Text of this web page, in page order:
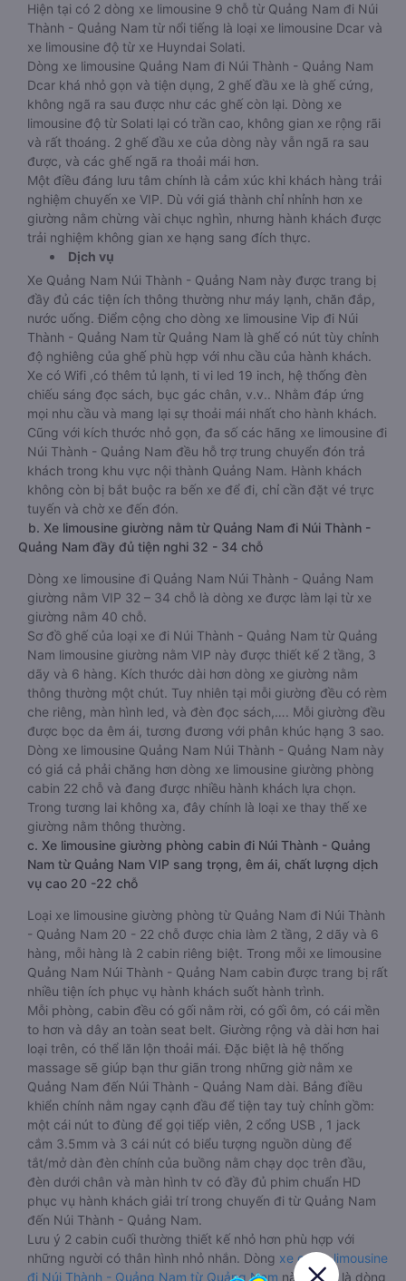
Hiện tại có 2 dòng xe limousine 9 chỗ từ Quảng Nam đi Núi
Thành - Quảng Nam từ nổi tiếng là loại xe limousine Dcar và
xe limousine độ từ xe Huyndai Solati.
Dòng xe limousine Quảng Nam đi Núi Thành - Quảng Nam
Dcar khá nhỏ gọn và tiện dụng, 2 ghế đầu xe là ghế cứng,
không ngã ra sau được như các ghế còn lại. Dòng xe
limousine độ từ Solati lại có trần cao, không gian xe rộng rãi
và rất thoáng. 2 ghế đầu xe của dòng này vẫn ngã ra sau
được, và các ghế ngã ra thoải mái hơn.
Một điều đáng lưu tâm chính là cảm xúc khi khách hàng trải
nghiệm chuyến xe VIP. Dù với giá thành chỉ nhỉnh hơn xe
giường nằm chừng vài chục nghìn, nhưng hành khách được
trải nghiệm không gian xe hạng sang đích thực.
Dịch vụ
Xe Quảng Nam Núi Thành - Quảng Nam này được trang bị
đầy đủ các tiện ích thông thường như máy lạnh, chăn đắp,
nước uống. Điểm cộng cho dòng xe limousine Vip đi Núi
Thành - Quảng Nam từ Quảng Nam là ghế có nút tùy chỉnh
độ nghiêng của ghế phù hợp với nhu cầu của hành khách.
Xe có Wifi ,có thêm tủ lạnh, ti vi led 19 inch, hệ thống đèn
chiếu sáng đọc sách, bục gác chân, v.v.. Nhằm đáp ứng
mọi nhu cầu và mang lại sự thoải mái nhất cho hành khách.
Cũng với kích thước nhỏ gọn, đa số các hãng xe limousine đi
Núi Thành - Quảng Nam đều hỗ trợ trung chuyển đón trả
khách trong khu vực nội thành Quảng Nam. Hành khách
không còn bị bắt buộc ra bến xe để đi, chỉ cần đặt vé trực
tuyến và chờ xe đến đón.
b. Xe limousine giường nằm từ Quảng Nam đi Núi Thành -
Quảng Nam đầy đủ tiện nghi 32 - 34 chỗ
Dòng xe limousine đi Quảng Nam Núi Thành - Quảng Nam
giường nằm VIP 32 – 34 chỗ là dòng xe được làm lại từ xe
giường nằm 40 chỗ.
Sơ đồ ghế của loại xe đi Núi Thành - Quảng Nam từ Quảng
Nam limousine giường nằm VIP này được thiết kế 2 tầng, 3
dãy và 6 hàng. Kích thước dài hơn dòng xe giường nằm
thông thường một chút. Tuy nhiên tại mỗi giường đều có rèm
che riêng, màn hình led, và đèn đọc sách,…. Mỗi giường đều
được bọc da êm ái, tương đương với phân khúc hạng 3 sao.
Dòng xe limousine Quảng Nam Núi Thành - Quảng Nam này
có giá cả phải chăng hơn dòng xe limousine giường phòng
cabin 22 chỗ và đang được nhiều hành khách lựa chọn.
Trong tương lai không xa, đây chính là loại xe thay thế xe
giường nằm thông thường.
c. Xe limousine giường phòng cabin đi Núi Thành - Quảng
Nam từ Quảng Nam VIP sang trọng, êm ái, chất lượng dịch
vụ cao 20 -22 chỗ
Loại xe limousine giường phòng từ Quảng Nam đi Núi Thành
- Quảng Nam 20 - 22 chỗ được chia làm 2 tầng, 2 dãy và 6
hàng, mỗi hàng là 2 cabin riêng biệt. Trong mỗi xe limousine
Quảng Nam Núi Thành - Quảng Nam cabin được trang bị rất
nhiều tiện ích phục vụ hành khách suốt hành trình.
Mỗi phòng, cabin đều có gối nằm rời, có gối ôm, có cái mền
to hơn và dây an toàn seat belt. Giường rộng và dài hơn hai
loại trên, có thể lăn lộn thoải mái. Đặc biệt là hệ thống
massage sẽ giúp bạn thư giãn trong những giờ nằm xe
Quảng Nam đến Núi Thành - Quảng Nam dài. Bảng điều
khiển chính nằm ngay cạnh đầu để tiện tay tuỳ chỉnh gồm:
một cái nút to đùng để gọi tiếp viên, 2 cổng USB , 1 jack
cắm 3.5mm và 3 cái nút có biểu tượng nguồn dùng để
tắt/mở dàn đèn chính của buồng nằm chạy dọc trên đầu,
đèn dưới chân và màn hình tv có đầy đủ phim chuẩn HD
phục vụ hành khách giải trí trong chuyến đi từ Quảng Nam
đến Núi Thành - Quảng Nam.
Lưu ý 2 cabin cuối thường thiết kế nhỏ hơn phù hợp với
những người có thân hình nhỏ nhắn. Dòng xe cabin limousine
đi Núi Thành - Quảng Nam từ Quảng Nam này đang là dòng